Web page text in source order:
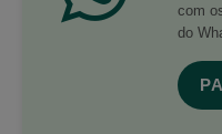
com
do